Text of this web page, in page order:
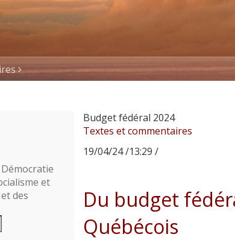
Budget fédéral 2024
Textes et commentaires
19/04/24 /13:29 /
Du budget
Québécois
et
des